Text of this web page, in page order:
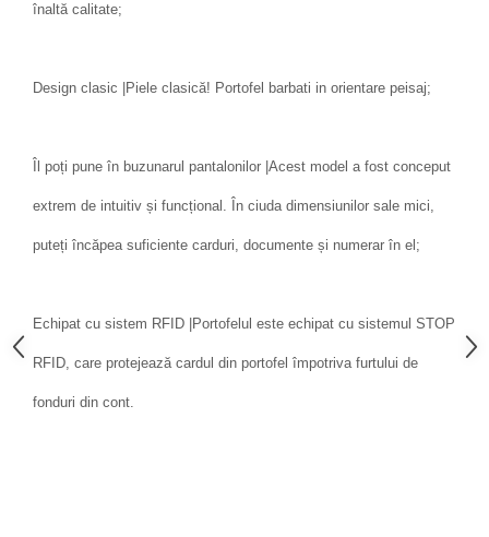
înaltă calitate;
Design clasic |Piele clasică! Portofel barbati in orientare peisaj;
Îl poți pune în buzunarul pantalonilor |Acest model a fost conceput
extrem de intuitiv și funcțional. În ciuda dimensiunilor sale mici,
puteți încăpea suficiente carduri, documente și numerar în el;
Echipat cu sistem RFID |Portofelul este echipat cu sistemul STOP
RFID, care protejează cardul din portofel împotriva furtului de
fonduri din cont.